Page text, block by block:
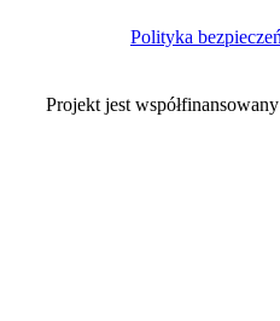
Polityka
Projekt jest